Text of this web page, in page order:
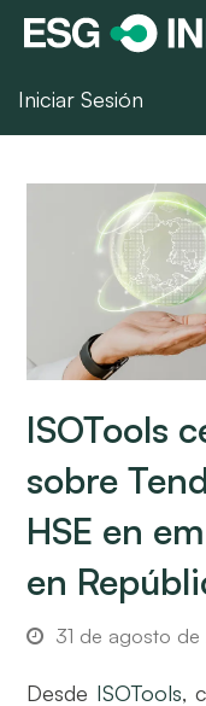
Iniciar Sesión
ISOTools
sobre
HSE en
en
31 de agosto
Desde ISOTools,